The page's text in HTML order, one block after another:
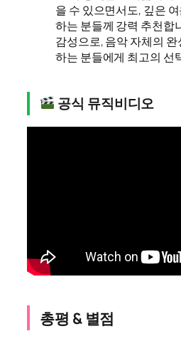
을 수 있으면서도, 깊은
하는 분들께 강력 추천합
감성으로, 음악 자체의
하는 분들에게 최고의 선
공식 뮤직비디오
총평 & 별점